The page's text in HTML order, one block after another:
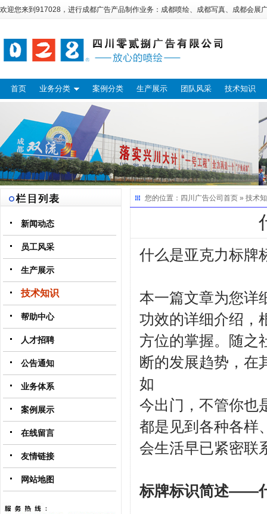
欢迎您来到917028，进行成都广告产品制作业务： 成都喷绘、 成都写真、 成都会展
首页 业务分类 案例分类 生产展示 团队风采 技术知识
新闻动态
员工风采
生产展示
技术知识
帮助中心
人才招聘
公告通知
业务体系
案例展示
在线留言
友情链接
网站地图
您的位置： 四川广告公司 首页 » 技术
什么是亚克力标牌
本一篇文章为您详
功效的详细介绍，
方位的掌握。随之
断的发展趋势，在
如
今出门，不管你也
都是见到各种各样
会生活早已紧密联
标牌标识简述——